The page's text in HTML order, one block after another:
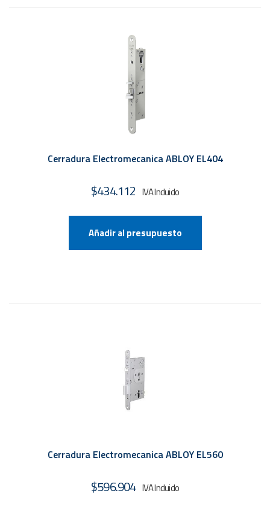
Cerradura Electromecanica ABLOY EL404
$434.112
Añadir al presupuesto
Cerradura Electromecanica ABLOY EL560
$596.904